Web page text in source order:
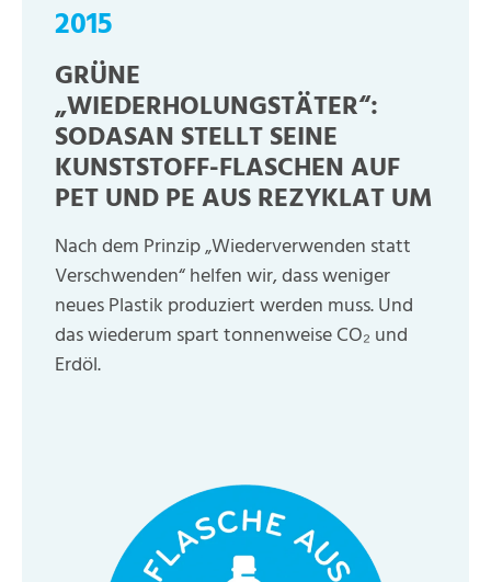
2015
GRÜNE
„WIEDERHOLUNGSTÄTER“:
SODASAN STELLT SEINE
KUNSTSTOFF-FLASCHEN AUF
PET UND PE AUS REZYKLAT UM
Nach dem Prinzip „Wiederverwenden statt
Verschwenden“ helfen wir, dass weniger
neues Plastik produziert werden muss. Und
das wiederum spart tonnenweise CO₂ und
Erdöl.